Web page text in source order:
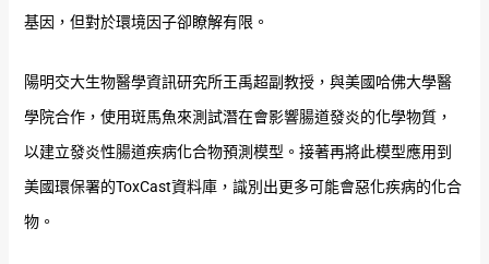
基因，但對於環境因子卻瞭解有限。
陽明交大生物醫學資訊研究所王禹超副教授，與美國哈佛大學醫
學院合作，使用斑馬魚來測試潛在會影響腸道發炎的化學物質，
以建立發炎性腸道疾病化合物預測模型。接著再將此模型應用到
美國環保署的ToxCast資料庫，識別出更多可能會惡化疾病的化合
物。